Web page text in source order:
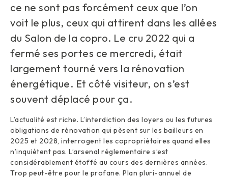
ce ne sont pas forcément ceux que l’on
voit le plus, ceux qui attirent dans les allées
du Salon de la copro. Le cru 2022 qui a
fermé ses portes ce mercredi, était
largement tourné vers la rénovation
énergétique. Et côté visiteur, on s’est
souvent déplacé pour ça.
L’actualité est riche. L’interdiction des loyers ou les futures
obligations de rénovation qui pèsent sur les bailleurs en
2025 et 2028, interrogent les copropriétaires quand elles
n’inquiètent pas. L’arsenal réglementaire s’est
considérablement étoffé au cours des dernières années.
Trop peut-être pour le profane. Plan pluri-annuel de